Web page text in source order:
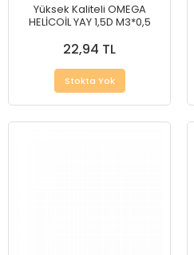
Yüksek Kaliteli OMEGA
HELİCOİL YAY 1,5D M3*0,5
22,94 TL
Stokta Yok